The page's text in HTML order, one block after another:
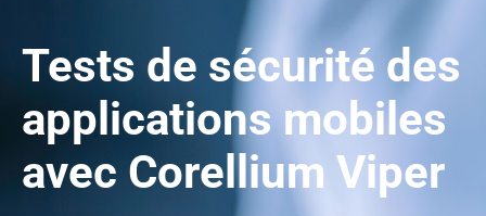
Tests de sécurité des
applications mobiles
avec Corellium Viper